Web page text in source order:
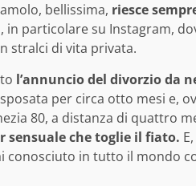
bellissima, riesce
in particolare su Instagram,
stralci di vita privata.
l’annuncio del divorzio da
per circa otto mesi e,
80, a distanza di quattro
sensuale che toglie il fiato.
conosciuto in tutto il mondo